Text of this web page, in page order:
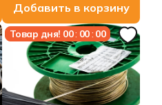
Добавить в корзину
Товар дня! 00
:
00: 00